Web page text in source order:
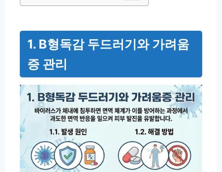
1. B형독감 두드러기와 가려움
증 관리